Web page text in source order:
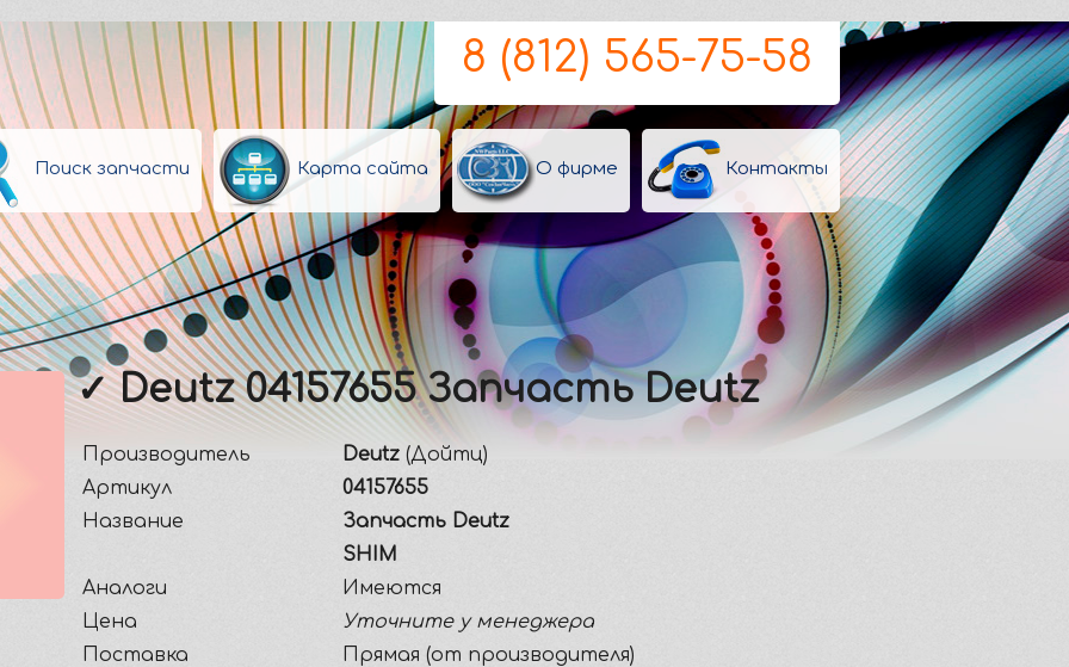
8 (812) 565-75-58
Поиск запчасти Карта сайта О фирме Контакты
✓ Deutz 04157655 Запчасть Deutz
Производитель Deutz (Дойтц)
Артикул
04157655
Название
Запчасть Deutz
SHIM
Аналоги
Имеются
Цена
Уточните у менеджера
Поставка
Прямая (от производителя)